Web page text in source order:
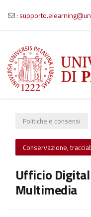
Vai al contenuto principale
:
Politiche e consensi
Conservazione,
Ufficio
Multimedia